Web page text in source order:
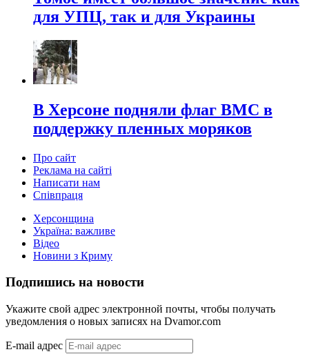
для УПЦ, так и для Украины
В Херсоне подняли флаг ВМС в
поддержку пленных моряков
Про сайт
Реклама на сайті
Написати нам
Співпраця
Херсонщина
Україна: важливе
Відео
Новини з Криму
Подпишись на новости
Укажите свой адрес электронной почты, чтобы получать
уведомления о новых записях на Dvamor.com
E-mail адрес